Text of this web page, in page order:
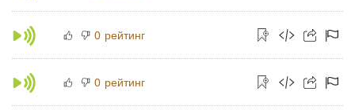
0 рейтинг
0 рейтинг